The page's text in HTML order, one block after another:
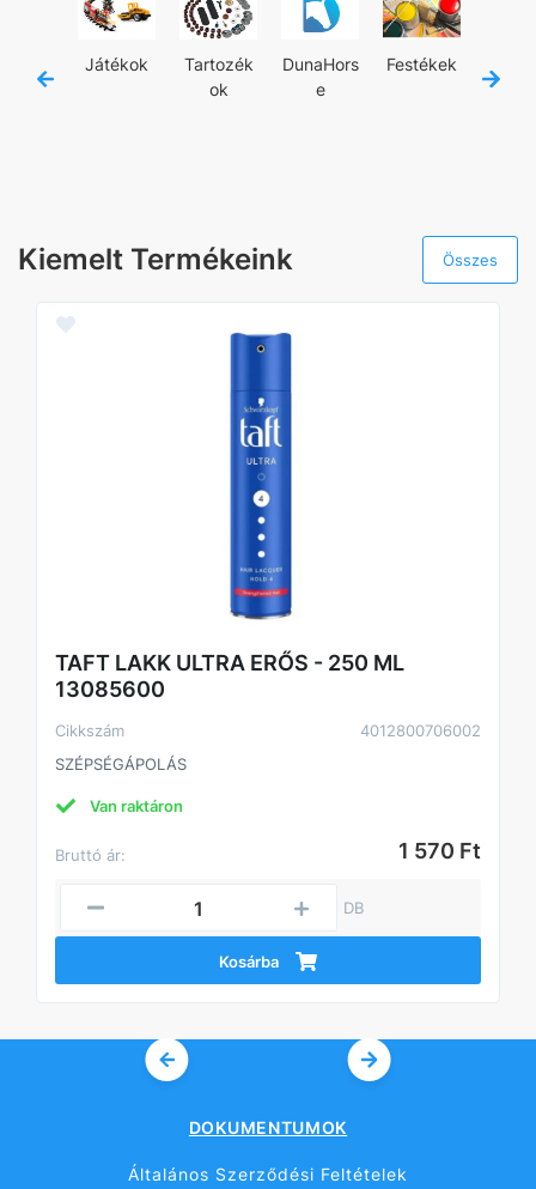
Játékok
Tartozék
ok
DunaHors
e
Festékek
Kiemelt Termékeink Összes
TAFT LAKK ULTRA ERŐS - 250 ML
13085600
Cikkszám
4012800706002
SZÉPSÉGÁPOLÁS
Van raktáron
Bruttó ár: 1 570 Ft
DB
Kosárba
DOKUMENTUMOK
Általános Szerződési Feltételek